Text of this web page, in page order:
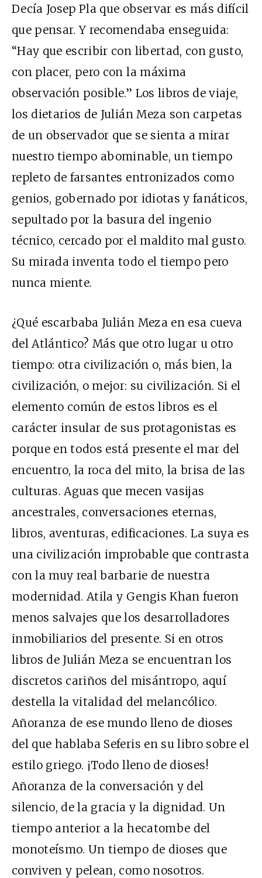
Decía Josep Pla que observar es más difícil
que pensar. Y recomendaba enseguida:
“Hay que escribir con libertad, con gusto,
con placer, pero con la máxima
observación posible.” Los libros de viaje,
los dietarios de Julián Meza son carpetas
de un observador que se sienta a mirar
nuestro tiempo abominable, un tiempo
repleto de farsantes entronizados como
genios, gobernado por idiotas y fanáticos,
sepultado por la basura del ingenio
técnico, cercado por el maldito mal gusto.
Su mirada inventa todo el tiempo pero
nunca miente.
¿Qué escarbaba Julián Meza en esa cueva
del Atlántico? Más que otro lugar u otro
tiempo: otra civilización o, más bien, la
civilización, o mejor: su civilización. Si el
elemento común de estos libros es el
carácter insular de sus protagonistas es
porque en todos está presente el mar del
encuentro, la roca del mito, la brisa de las
culturas. Aguas que mecen vasijas
ancestrales, conversaciones eternas,
libros, aventuras, edificaciones. La suya es
una civilización improbable que contrasta
con la muy real barbarie de nuestra
modernidad. Atila y Gengis Khan fueron
menos salvajes que los desarrolladores
inmobiliarios del presente. Si en otros
libros de Julián Meza se encuentran los
discretos cariños del misántropo, aquí
destella la vitalidad del melancólico.
Añoranza de ese mundo lleno de dioses
del que hablaba Seferis en su libro sobre el
estilo griego. ¡Todo lleno de dioses!
Añoranza de la conversación y del
silencio, de la gracia y la dignidad. Un
tiempo anterior a la hecatombe del
monoteísmo. Un tiempo de dioses que
conviven y pelean, como nosotros.